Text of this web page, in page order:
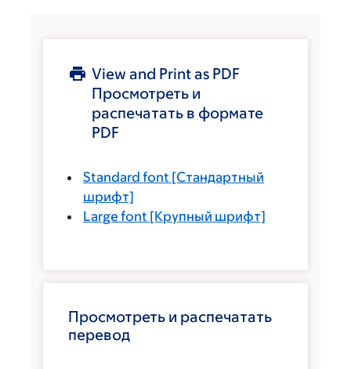
View and Print as PDF
Просмотреть и
распечатать в формате
PDF
Standard font [Стандартный
шрифт]
Large font [Крупный шрифт]
Просмотреть и распечатать
перевод